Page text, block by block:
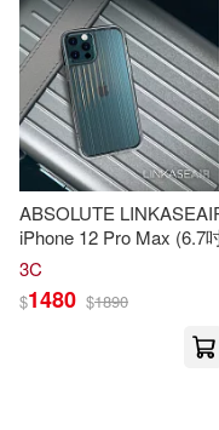
中公教育教師招
國家中醫藥管
試專家
Scott(53)
韓雪濤(53)
Birthday Book(52)
社會科學文獻出
慕客館(372)
哈爾濱工業大學
世界圖書出版公
ABSOLUTE
iPhone 12 Pro Max (6.7
電子蝕刻技術防摔抗變色
Max專用
3C
$1480 $1890